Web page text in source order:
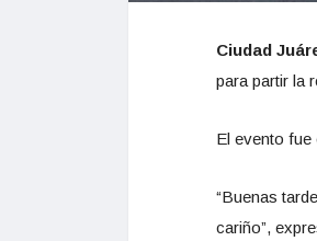
Ciudad
para partir la
El evento fue
“Buenas
cariño”,